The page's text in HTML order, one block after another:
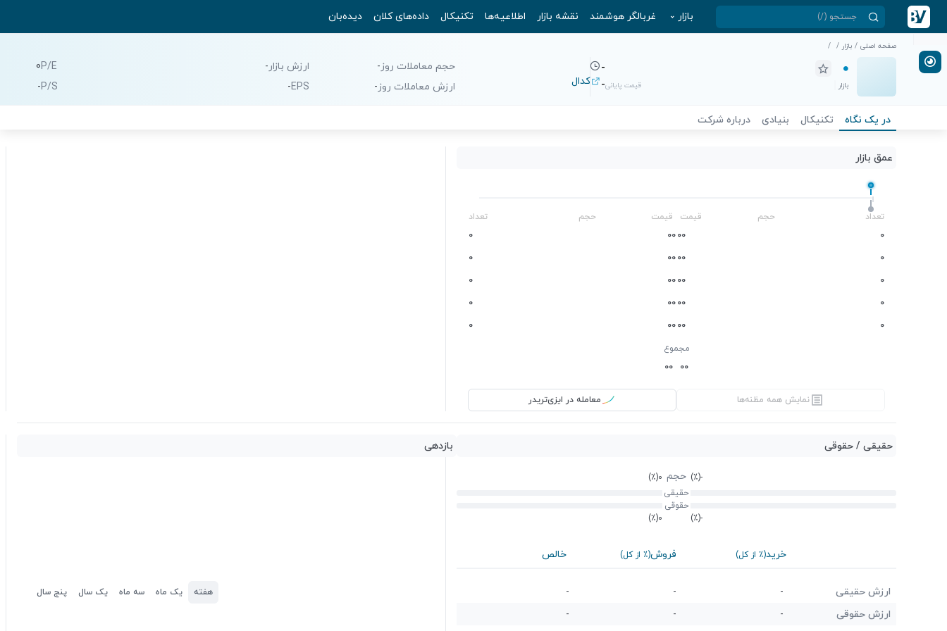
بازار غربالگر هوشمند نقشه بازار اطلاعیه‌ها تکنیکال داده‌های کلان دیده‌بان
صفحه اصلی / بازار /
/
-
بازار قیمت پایانی- کدال
حجم معاملات روز-
ارزش معاملات روز-
ارزش بازار-
EPS
-
P/E
0
P/S
-
در یک نگاه تکنیکال بنیادی درباره شرکت
عمق بازار
-
تعداد حجم قیمت قیمت حجم
تعداد
0
0
0
0
0
0
0
0
0
0
0
0
0
0
0
0
0
0
0
0
0
0
0
0
0
0
0
0
0
0
مجموع
0
0
0
0
نمایش همه مظنه‌ها معامله در ایزی‌تریدر
حقیقی / حقوقی
-(٪) حجم 0(٪)
حقیقی
حقوقی
-(٪) 0(٪)
خرید(٪ از کل) فروش(٪ از کل) خالص
ارزش حقیقی -
-
-
ارزش حقوقی
-
-
-
بازدهی
هفته یک ماه سه ماه یک سال پنج سال